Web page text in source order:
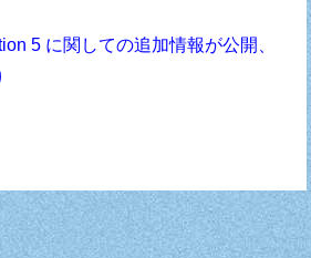
5 に関しての追加情報が公開、